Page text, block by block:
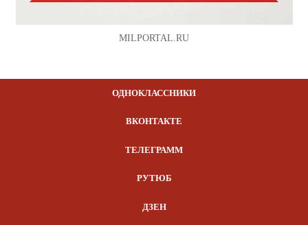
MILPORTAL.RU
ОДНОКЛАССНИКИ
ВКОНТАКТЕ
ТЕЛЕГРАММ
РУТЮБ
ДЗЕН